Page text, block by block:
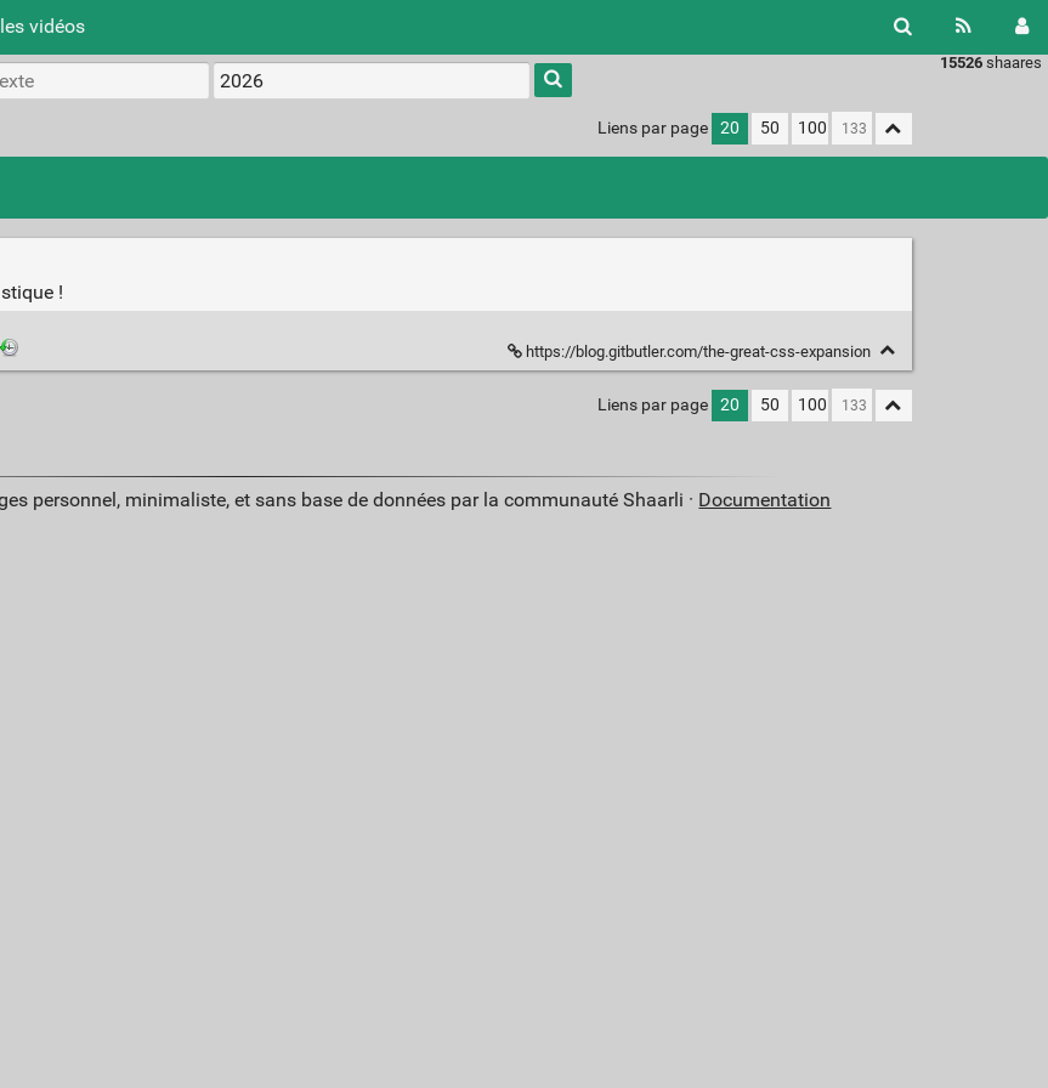
vidéos
15526 shaares
Liens par page 20 50 100
!
https://blog.gitbutler.com/the-great-css-expansion
Liens par page 20 50 100
personnel, minimaliste, et sans base de données par la communauté Shaarli · Documentation